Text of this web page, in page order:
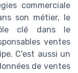
commerciale
son métier, le
clé dans le
ventes
C'est aussi un
de ventes